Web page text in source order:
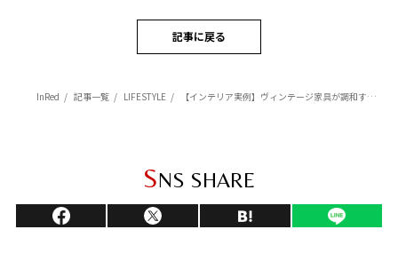
記事に戻る
InRed 記事一覧 LIFESTYLE 【インテリア実例】ヴィンテージ家具が調和する【一人暮らし】のおしゃれ部屋
SNS SHARE